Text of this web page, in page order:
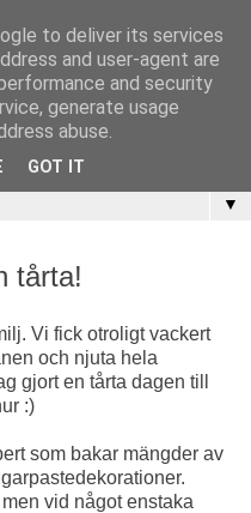
▼
tårta!
Vi fick otroligt vackert
och njuta hela
gjort en tårta dagen till
:)
som bakar mängder av
vid något enstaka
to deliver its services
and user-agent are
and security
generate usage
abuse.
GOT IT